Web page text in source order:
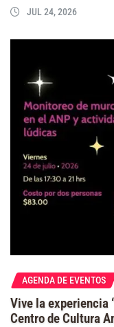
JUL 24, 2026
AGENDA DE EVENTOS
Vive la experiencia
Centro de Cultura